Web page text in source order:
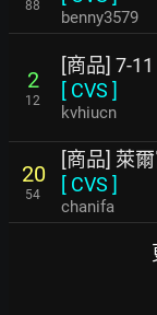
88
benny3579
2
12
[商品] 7-
[ CVS ]
kvhiucn
20
54
[商品] 萊
[ CVS ]
chanifa